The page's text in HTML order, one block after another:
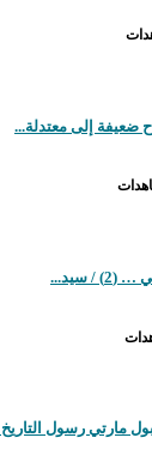
إلى معتدلة...
/ سيد...
مارتي رسول التاريخ